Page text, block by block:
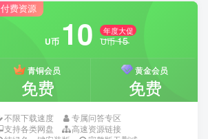
付费资源
U币 10 年度大促
U币15
青铜会员
免费
黄金会员
免费
不限下载速度
专属问答专区
支持各类网盘
高速资源链接